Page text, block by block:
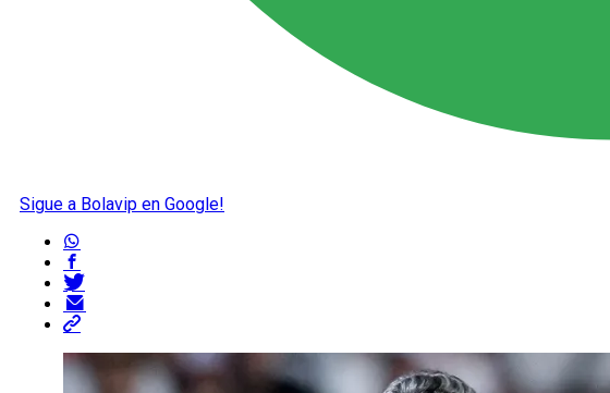
Sigue a Bolavip en Google!